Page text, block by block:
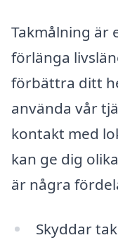
Takmålning är
förlänga
förbättra ditt
använda vår
kontakt med
kan ge dig
är några
Skyddar